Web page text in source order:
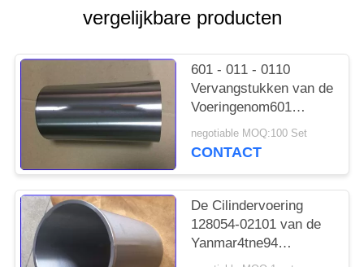
vergelijkbare producten
601 - 011 - 0110
Vervangstukken van de
Voeringenom601
Mercedes Benz van de
Gietijzercilinder
negotiable MOQ:100 Set
CONTACT
De Cilindervoering
128054-02101 van de
Yanmar4tne94
Dieselmotor